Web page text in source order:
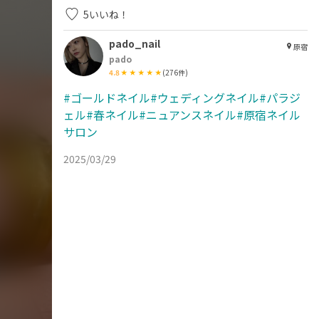
5いいね！
pado_nail
pado
4.8 (276件)
原宿
#ゴールドネイル#ウェディングネイル#パラジ
ェル#春ネイル#ニュアンスネイル#原宿ネイル
サロン
2025/03/29